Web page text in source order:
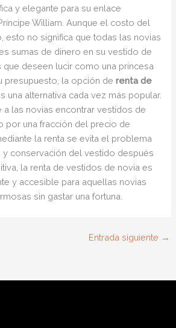
y elegante para su enlace
William. Aunque el costo del
esto no significa que todas las novias
sumas de dinero en su vestido de
que deseen lucir como una princesa
presupuesto, la opción derenta de
una alternativa cada vez más popular.
a las novias encontrar vestidos de
por una fracción del precio de
la renta se evita el problema
y conservación del vestido después
la renta de vestidos de novia es
y accesible para aquellas novias
sin gastar una fortuna.
Entrada siguiente →